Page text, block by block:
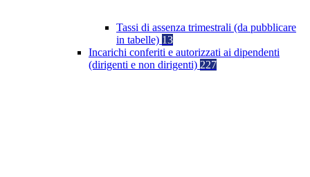
Tassi di assenza trimestrali (da pubblicare
in tabelle) 13
Incarichi conferiti e autorizzati ai dipendenti
(dirigenti e non dirigenti) 227